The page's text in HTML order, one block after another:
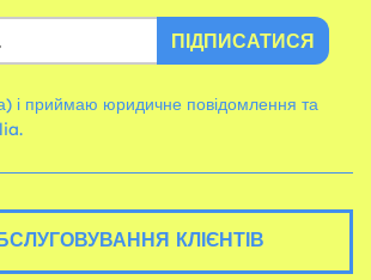
ПІДПИСАТИСЯ
і приймаю юридичне повідомлення та
КЛІЄНТІВ